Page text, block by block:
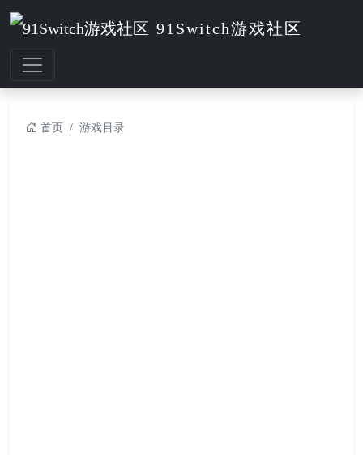
91Switch游戏社区
首页 游戏目录